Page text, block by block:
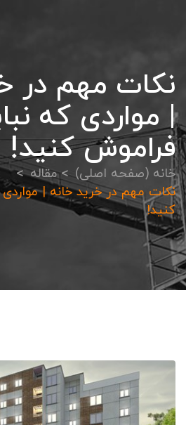
نکات مهم در
| مواردی که
فراموش کنید!
خانه (صفحه اصلی)
مقاله
نکات مهم در خرید خانه |
کنید!